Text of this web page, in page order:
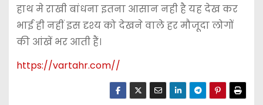
हाथ मे राखी बांधना इतना आसान नही है यह देख कर
भाई ही नहीं इस दृश्य को देखने वाले हर मौजूदा लोगों
की आंखें भर आती हैं।
https://vartahr.com//